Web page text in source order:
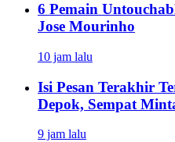
6 Pemain
Jose Mourinho
10 jam lalu
Isi Pesan Terakhir
Depok, Sempat
9 jam lalu